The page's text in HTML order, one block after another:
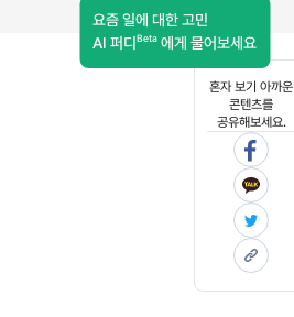
요즘 일에 대한 고민
AI 퍼디 Beta 에게 물어보세요
혼자 보기 아까운
콘텐츠를
공유해보세요.